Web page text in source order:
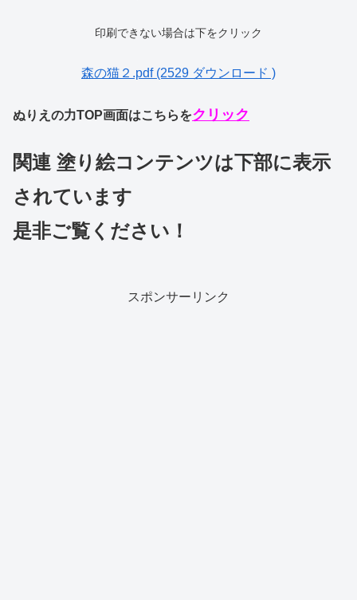
印刷できない場合は下をクリック
森の猫２.pdf (2529 ダウンロード )
ぬりえの力TOP画面はこちらをクリック
関連 塗り絵コンテンツは下部に表示
されています
是非ご覧ください！
スポンサーリンク